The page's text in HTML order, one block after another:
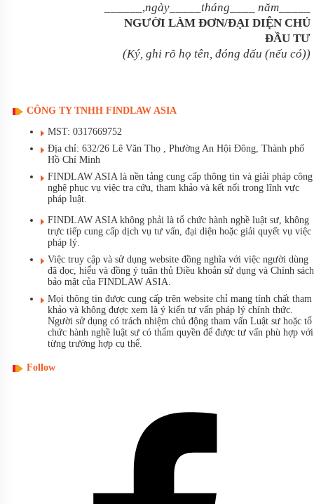
______,ngày_____ tháng năm_____
NGƯỜI LÀM ĐƠN/ĐẠI DIỆN CHỦ
ĐẦU TƯ
(Ký, ghi rõ họ tên, đóng dấu (nếu có))
CÔNG TY TNHH FINDLAW ASIA
MST: 0317669752
Địa chỉ: 632/26 Lê Văn Thọ , Phường An Hội Đông, Thành phố
Hồ Chí Minh
FINDLAW ASIA là nền tảng cung cấp thông tin và giải pháp công
nghệ phục vụ việc tra cứu, tham khảo và kết nối trong lĩnh vực
pháp luật.
FINDLAW ASIA không phải là tổ chức hành nghề luật sư, không
trực tiếp cung cấp dịch vụ tư vấn, đại diện hoặc giải quyết vụ việc
pháp lý.
Việc truy cập và sử dụng website đồng nghĩa với việc người dùng
đã đọc, hiểu và đồng ý tuân thủ Điều khoản sử dụng và Chính sách
bảo mật của FINDLAW ASIA.
Mọi thông tin được cung cấp trên website chỉ mang tính chất tham
khảo và không được xem là ý kiến tư vấn pháp lý chính thức.
Người sử dụng có trách nhiệm chủ động tham vấn Luật sư hoặc tổ
chức hành nghề luật sư có thẩm quyền để được tư vấn phù hợp với
từng trường hợp cụ thể.
Follow